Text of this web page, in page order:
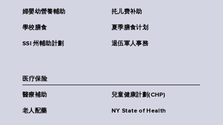
婦嬰幼營養輔助 扥儿费补助
學校膳食 夏季膳食计划
SSI 州輔助計劃 退伍軍人事務
医疗保险
醫療補助 兒童健康計劃(CHP)
老人配藥 NY State of Health